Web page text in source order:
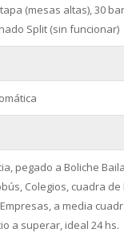
(mesas altas), 30
Split (sin funcionar)
pegado a Boliche
Colegios, cuadra de
a media
a superar, ideal 24 hs.